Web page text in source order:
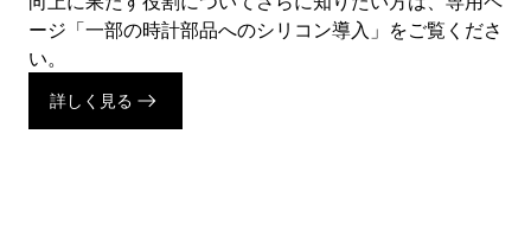
ージ「一部の時計部品へのシリコン導入」をご覧くださ
い。
詳しく見る